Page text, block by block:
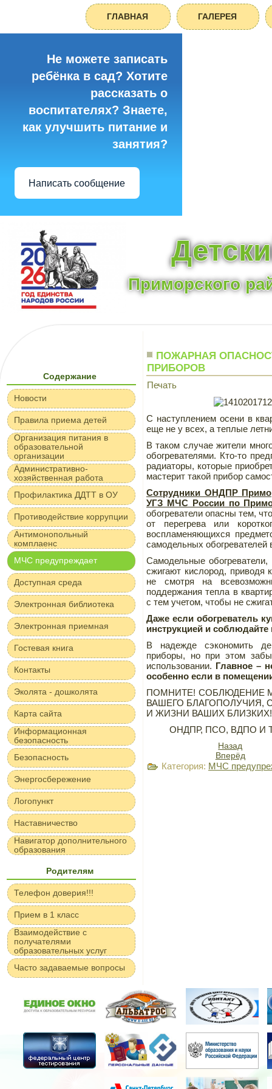
ГЛАВНАЯ ГАЛЕРЕЯ
Не можете записать
ребёнка в сад? Хотите
рассказать о
воспитателях? Знаете,
как улучшить питание и
занятия?
Написать сообщение
Приморского
Содержание
Новости
Правила приема детей
Организация питания в
образовательной
организации
Административно-
хозяйственная работа
Профилактика ДДТТ в ОУ
Противодействие коррупции
Антимонопольный
комплаенс
МЧС предупреждает
Доступная среда
Электронная библиотека
Электронная приемная
Гостевая книга
Контакты
Эколята - дошколята
Карта сайта
Информационная
безопасность
Безопасность
Энергосбережение
Логопункт
Наставничество
Навигатор дополнительного
образования
Родителям
Телефон доверия!!!
Прием в 1 класс
Взаимодействие с
получателями
образовательных услуг
Часто задаваемые вопросы
ПОЖАРНАЯ
ПРИБОРОВ
Печать
С наступлением осени в
еще не у всех, а теплые
В таком случае жители
обогревателями. Кто-то
радиаторы, которые
мастерит такой прибор
Сотрудники ОНДПР
УГЗ МЧС России по
обогреватели опасны тем,
от перегрева или
воспламеняющихся
самодельных
Самодельные
сжигают кислород,
не смотря на
поддержания тепла в
с тем учетом, чтобы не
Даже если обогреватель
инструкцией и
В надежде сэкономить
приборы, но при этом
использовании. Главное –
особенно если в
ПОМНИТЕ! СОБЛЮДЕНИЕ
ВАШЕГО БЛАГОПОЛУЧИЯ,
И ЖИЗНИ ВАШИХ БЛИЗКИХ!
ОНДПР, ПСО, ВДПО И
Назад
Вперёд
Категория: МЧС